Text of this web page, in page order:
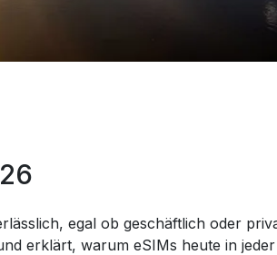
egal ob geschäftlich oder
erklärt, warum eSIMs heute in